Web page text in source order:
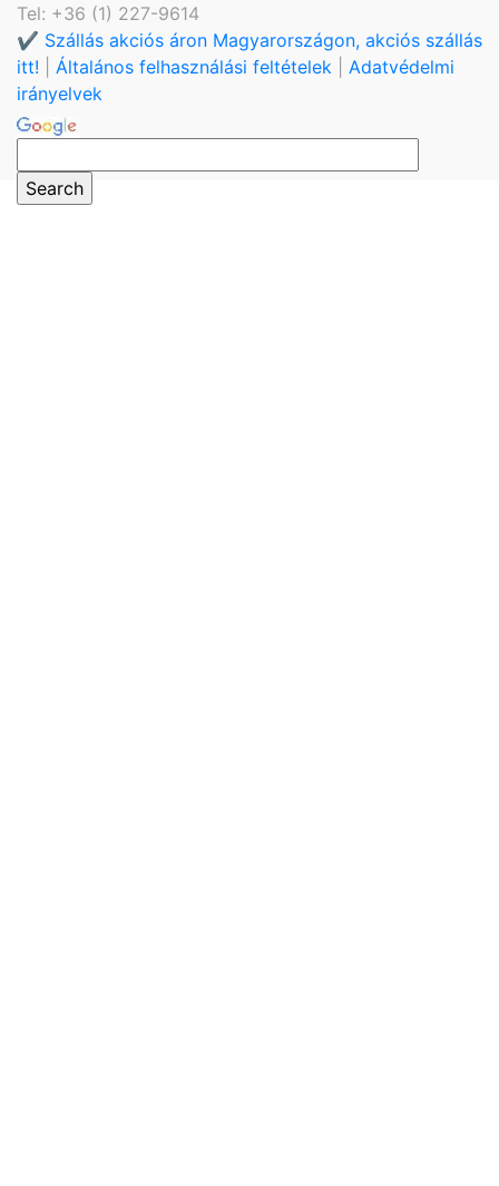
Tel: +36 (1) 227-9614
✔️ Szállás akciós áron Magyarországon, akciós szállás
itt!
Általános felhasználási feltételek
Adatvédelmi
irányelvek